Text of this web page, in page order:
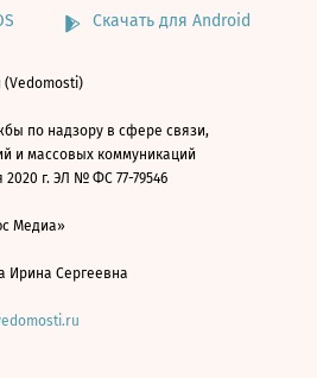
Скачать для Android
(Vedomosti)
по надзору в сфере связи,
и массовых коммуникаций
г. ЭЛ № ФС 77-79546
Медиа»
Ирина Сергеевна